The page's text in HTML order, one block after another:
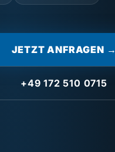
JETZT ANFRAGEN →
+49 172 510 0715